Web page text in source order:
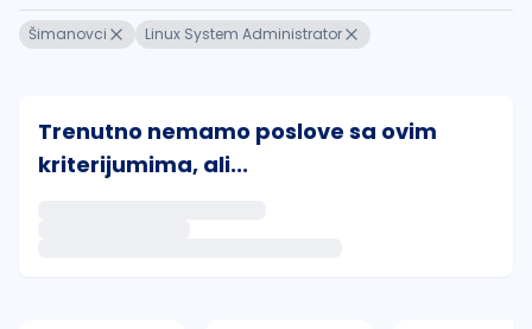
Šimanovci Linux System Administrator
Trenutno nemamo poslove sa ovim
kriterijumima, ali...